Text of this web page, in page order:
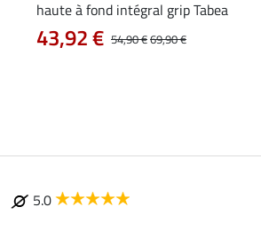
haute à fond intégral grip Tabea
54,90 €69,90 €
43,92 €
5.0